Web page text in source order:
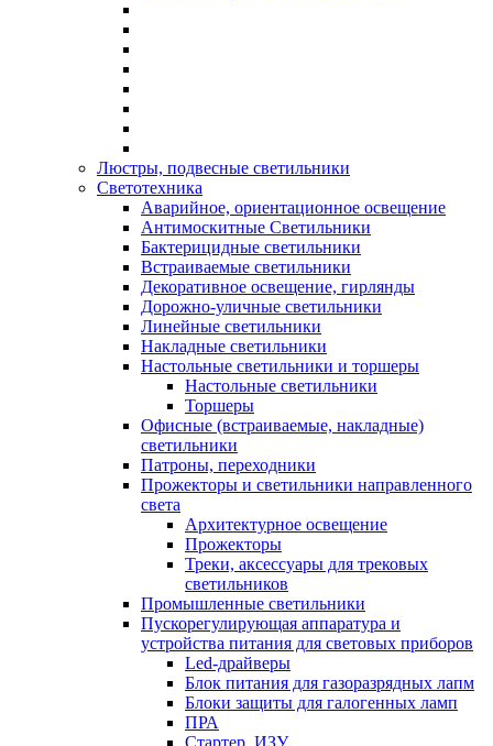
Люстры, подвесные светильники
Светотехника
Аварийное, ориентационное освещение
Антимоскитные Светильники
Бактерицидные светильники
Встраиваемые светильники
Декоративное освещение, гирлянды
Дорожно-уличные светильники
Линейные светильники
Накладные светильники
Настольные светильники и торшеры
Настольные светильники
Торшеры
Офисные (встраиваемые, накладные)
светильники
Патроны, переходники
Прожекторы и светильники направленного
света
Архитектурное освещение
Прожекторы
Треки, аксессуары для трековых
светильников
Промышленные светильники
Пускорегулирующая аппаратура и
устройства питания для световых приборов
Led-драйверы
Блок питания для газоразрядных лапм
Блоки защиты для галогенных ламп
ПРА
Стартер, ИЗУ